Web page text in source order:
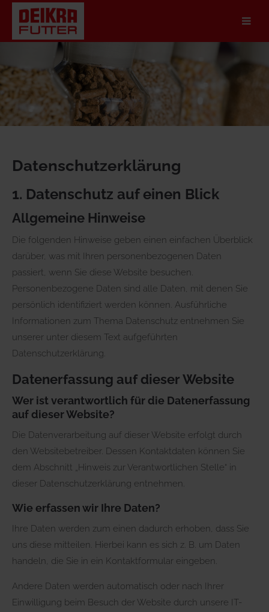
Der Eintrag "offcanvas-col1" existiert leider nicht.
Der Eintrag "offcanvas-col2" existiert leider nicht.
Der Eintrag "offcanvas-col3" existiert leider nicht.
Datenschutz­erklärung
1. Datenschutz auf einen Blick
Allgemeine Hinweise
Die folgenden Hinweise geben einen einfachen Überblick
darüber, was mit Ihren personenbezogenen Daten
passiert, wenn Sie diese Website besuchen.
Personenbezogene Daten sind alle Daten, mit denen Sie
persönlich identifiziert werden können. Ausführliche
Informationen zum Thema Datenschutz entnehmen Sie
unserer unter diesem Text aufgeführten
Datenschutzerklärung.
Datenerfassung auf dieser Website
Wer ist verantwortlich für die Datenerfassung
auf dieser Website?
Die Datenverarbeitung auf dieser Website erfolgt durch
den Websitebetreiber. Dessen Kontaktdaten können Sie
dem Abschnitt „Hinweis zur Verantwortlichen Stelle“ in
dieser Datenschutzerklärung entnehmen.
Wie erfassen wir Ihre Daten?
Ihre Daten werden zum einen dadurch erhoben, dass Sie
uns diese mitteilen. Hierbei kann es sich z. B. um Daten
handeln, die Sie in ein Kontaktformular eingeben.
Andere Daten werden automatisch oder nach Ihrer
Einwilligung beim Besuch der Website durch unsere IT-